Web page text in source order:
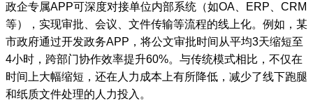
政企专属APP可深度对接单位内部系统（如OA、ERP、CRM
等），实现审批、会议、文件传输等流程的线上化。例如，某
市政府通过开发政务APP，将公文审批时间从平均3天缩短至
4小时，跨部门协作效率提升60%。与传统模式相比，不仅在
时间上大幅缩短，还在人力成本上有所降低，减少了线下跑腿
和纸质文件处理的人力投入。